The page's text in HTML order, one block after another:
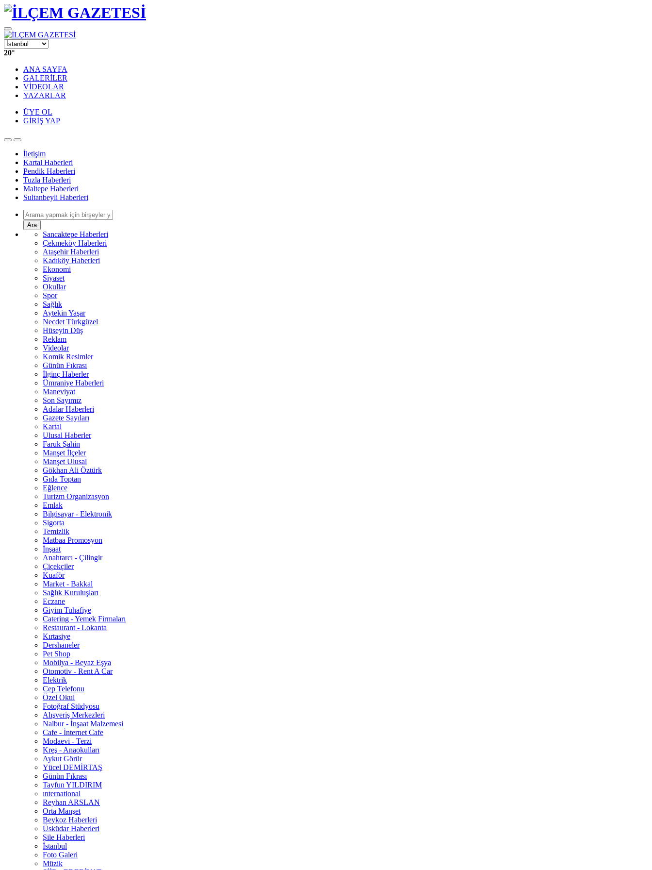
20°
ANA SAYFA
GALERİLER
VİDEOLAR
YAZARLAR
ÜYE OL
GİRİŞ YAP
İletişim
Kartal Haberleri
Pendik Haberleri
Tuzla Haberleri
Maltepe Haberleri
Sultanbeyli Haberleri
Ara
Sancaktepe Haberleri
Çekmeköy Haberleri
Ataşehir Haberleri
Kadıköy Haberleri
Ekonomi
Siyaset
Okullar
Spor
Sağlık
Aytekin Yaşar
Necdet Türkgüzel
Hüseyin Düş
Reklam
Videolar
Komik Resimler
Günün Fıkrası
İlginç Haberler
Ümraniye Haberleri
Maneviyat
Son Sayımız
Adalar Haberleri
Gazete Sayıları
Kartal
Ulusal Haberler
Faruk Şahin
Manşet İlçeler
Manşet Ulusal
Gökhan Ali Öztürk
Gıda Toptan
Eğlence
Turizm Organizasyon
Emlak
Bilgisayar - Elektronik
Sigorta
Temizlik
Matbaa Promosyon
İnşaat
Anahtarcı - Çilingir
Çiçekçiler
Kuaför
Market - Bakkal
Sağlık Kuruluşları
Eczane
Giyim Tuhafiye
Catering - Yemek Firmaları
Restaurant - Lokanta
Kırtasiye
Dershaneler
Pet Shop
Mobilya - Beyaz Eşya
Otomotiv - Rent A Car
Elektrik
Cep Telefonu
Özel Okul
Fotoğraf Stüdyosu
Alışveriş Merkezleri
Nalbur - İnşaat Malzemesi
Cafe - İnternet Cafe
Modaevi - Terzi
Kreş - Anaokulları
Aykut Görür
Yücel DEMİRTAŞ
Günün Fıkrası
Tayfun YILDIRIM
ınternational
Reyhan ARSLAN
Orta Manşet
Beykoz Haberleri
Üsküdar Haberleri
Şile Haberleri
İstanbul
Foto Galeri
Müzik